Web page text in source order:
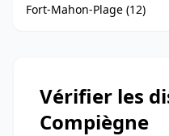
Fort-Mahon-Plage (12)
Vérifier les
Compiègne